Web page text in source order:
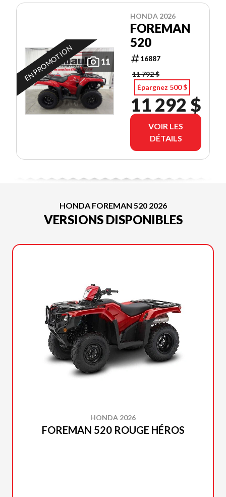
11
EN PROMOTION
HONDA 2026
FOREMAN
520
16887
11 792 $
Épargnez 500 $
11 292 $
VOIR LES
DÉTAILS
HONDA FOREMAN 520 2026
VERSIONS DISPONIBLES
HONDA 2026
FOREMAN 520 ROUGE HÉROS